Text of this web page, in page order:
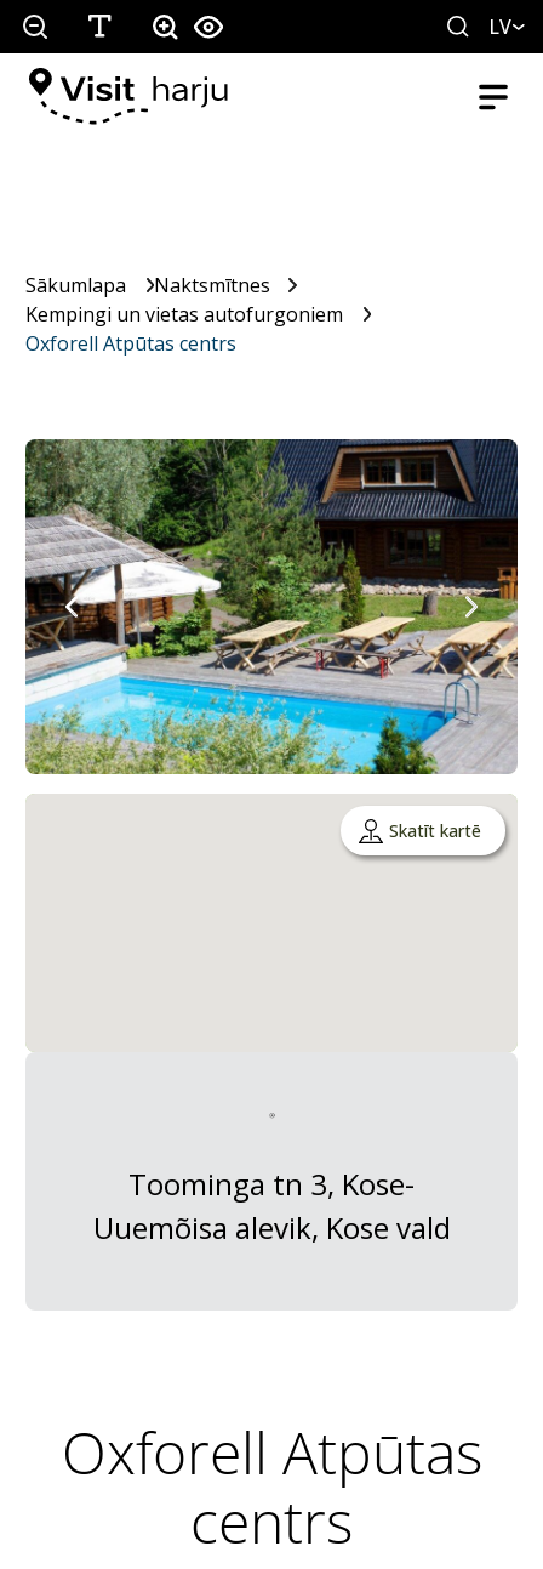
LV
Sākumlapa
Naktsmītnes
Kempingi un vietas autofurgoniem
Oxforell Atpūtas centrs
Skatīt kartē
Toominga tn 3, Kose-
Uuemõisa alevik, Kose vald
Oxforell Atpūtas
centrs